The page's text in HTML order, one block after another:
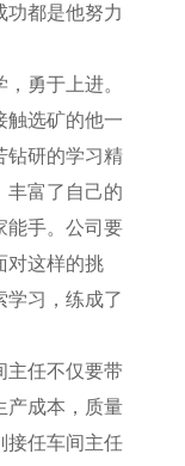
功都是他努力
勇于上进。
触选矿的他一
钻研的学习精
丰富了自己的
能手。公司要
对这样的挑
学习，练成了
主任不仅要带
产成本，质量
接任车间主任